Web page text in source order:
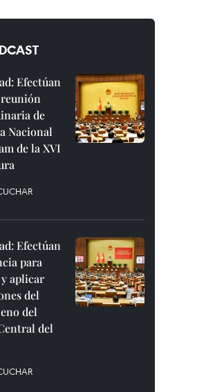
Efectúan
de
Nacional
de la XVI
Efectúan
para
aplicar
del
del
del